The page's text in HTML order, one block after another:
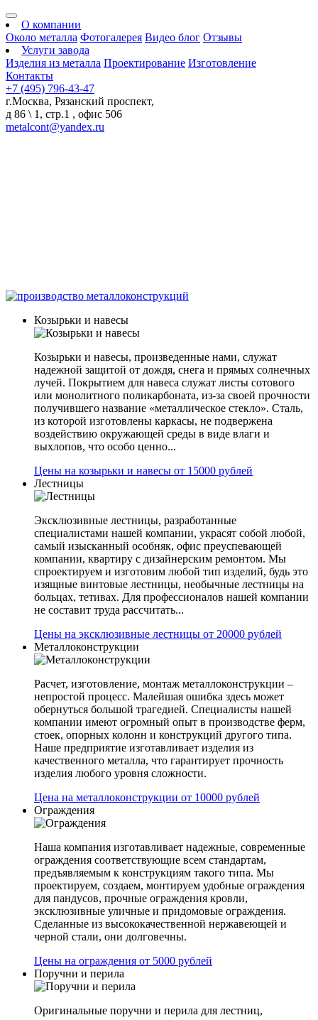
О компании
Около металла Фотогалерея Видео блог Отзывы
Услуги завода
Изделия из металла Проектирование Изготовление
Контакты
+7 (495) 796-43-47
г.Москва, Рязанский проспект,
д 86 \ 1, стр.1 , офис 506
metalcont@yandex.ru
Козырьки и навесы
Козырьки и навесы, произведенные нами, служат
надежной защитой от дождя, снега и прямых солнечных
лучей. Покрытием для навеса служат листы сотового
или монолитного поликарбоната, из-за своей прочности
получившего название «металлическое стекло». Сталь,
из которой изготовлены каркасы, не подвержена
воздействию окружающей среды в виде влаги и
выхлопов, что особо ценно...
Цены на козырьки и навесы от 15000 рублей
Лестницы
Эксклюзивные лестницы, разработанные
специалистами нашей компании, украсят собой любой,
самый изысканный особняк, офис преуспевающей
компании, квартиру с дизайнерским ремонтом. Мы
спроектируем и изготовим любой тип изделий, будь это
изящные винтовые лестницы, необычные лестницы на
больцах, тетивах. Для профессионалов нашей компании
не составит труда рассчитать...
Цены на эксклюзивные лестницы от 20000 рублей
Металлоконструкции
Расчет, изготовление, монтаж металлоконструкции –
непростой процесс. Малейшая ошибка здесь может
обернуться большой трагедией. Специалисты нашей
компании имеют огромный опыт в производстве ферм,
стоек, опорных колонн и конструкций другого типа.
Наше предприятие изготавливает изделия из
качественного металла, что гарантирует прочность
изделия любого уровня сложности.
Цена на металлоконструкции от 10000 рублей
Ограждения
Наша компания изготавливает надежные, современные
ограждения соответствующие всем стандартам,
предъявляемым к конструкциям такого типа. Мы
проектируем, создаем, монтируем удобные ограждения
для пандусов, прочные ограждения кровли,
эксклюзивные уличные и придомовые ограждения.
Сделанные из высококачественной нержавеющей и
черной стали, они долговечны.
Цены на ограждения от 5000 рублей
Поручни и перила
Оригинальные поручни и перила для лестниц,